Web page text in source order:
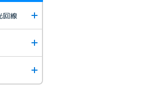
回線